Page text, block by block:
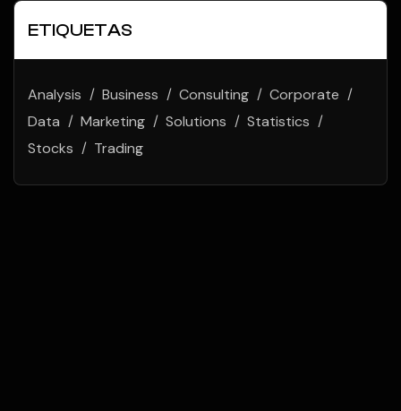
ETIQUETAS
Analysis Business Consulting
Corporate
Data
Marketing Solutions
Statistics
Stocks
Trading